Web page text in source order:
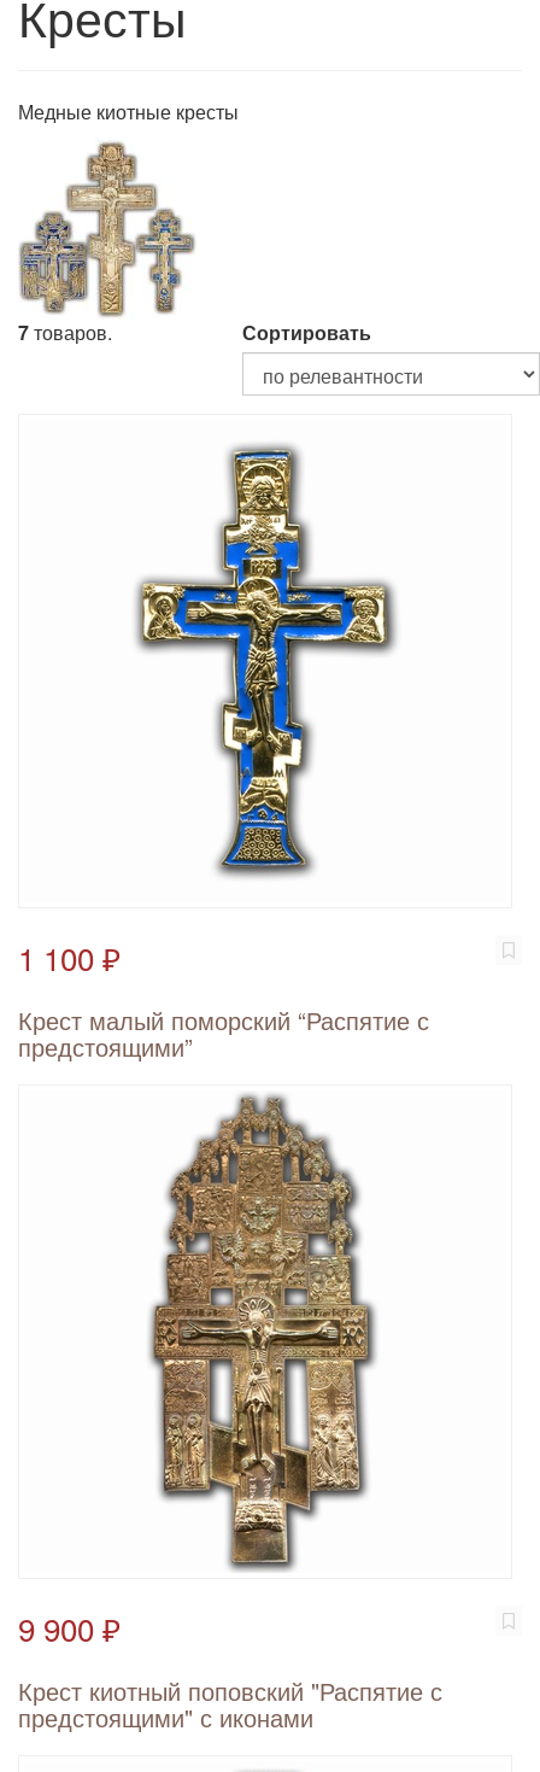
Кресты
Медные киотные кресты
7товаров. Сортировать
1 100 ₽
Крест малый поморский “Распятие с
предстоящими”
9 900 ₽
Крест киотный поповский "Распятие с
предстоящими" с иконами